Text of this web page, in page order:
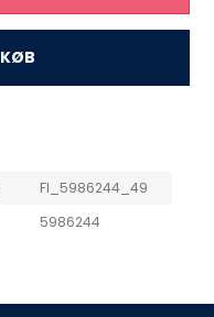
KØB
FI_5986244_49
5986244